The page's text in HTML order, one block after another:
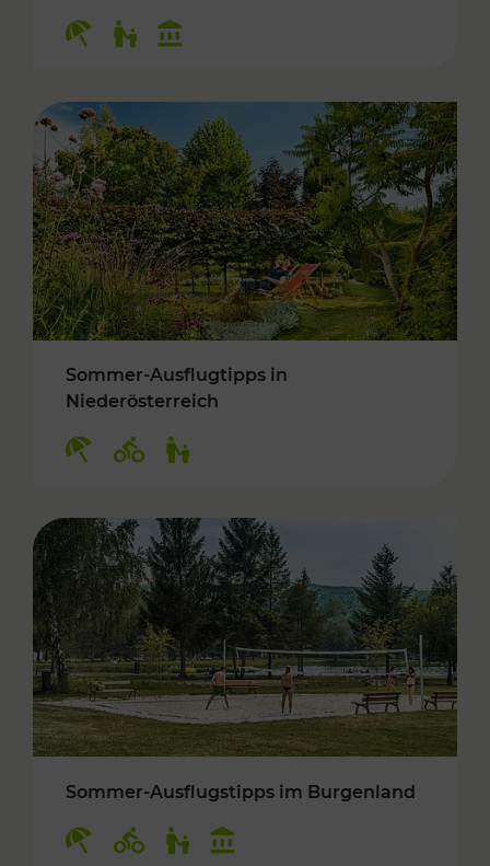
Sommer-Ausflugtipps in
Niederösterreich
Sommer-Ausflugstipps im Burgenland